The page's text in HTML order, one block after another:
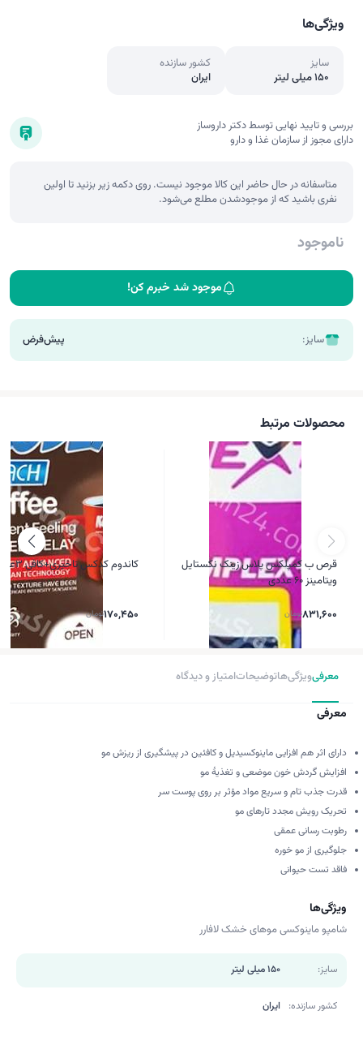
ویژگی‌ها
سایز
150 میلی لیتر
کشور سازنده
ایران
بررسی و تایید نهایی توسط دکتر داروساز
دارای مجوز از سازمان غذا و دارو
متاسفانه در حال حاضر این کالا موجود نیست. روی دکمه زیر بزنید تا اولین
نفری باشید که از موجودشدن مطلع می‌شود.
ناموجود
موجود شد خبرم کن!
سایز: پیش‌فرض
محصولات مرتبط
قرص ب کمپلکس پلاس زینک نکستایل
ویتامینز 60 عددی
831,600تومان
کاندوم کدکس تاخیری+کافی 3عددی
170,450تومان
معرفیویژگی‌هاتوضیحاتامتیاز و دیدگاه
معرفی
دارای اثر هم افزایی ماینوکسیدیل و کافئین در پیشگیری از ریزش مو
افزایش گردش خون موضعی و تغذیۀ مو
قدرت جذب تام و سریع مواد مؤثر بر روی پوست سر
تحریک رویش مجدد تارهای مو
رطوبت رسانی عمقی
جلوگیری از مو خوره
فاقد تست حیوانی
ویژگی‌ها
شامپو ماینوکسی موهای خشک لافارر
سایز: 150 میلی لیتر
کشور سازنده: ایران